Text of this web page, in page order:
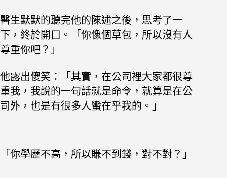
醫生默默的聽完他的陳述之後，思考了一
下，終於開口。「你像個草包，所以沒有人
尊重你吧？」
他露出傻笑：「其實，在公司裡大家都很尊
重我， 我說的一句話就是命令，就算是在公
司外，也是有很多人蠻在乎我的。」
「你學歷不高，所以賺不到錢，對不對？」